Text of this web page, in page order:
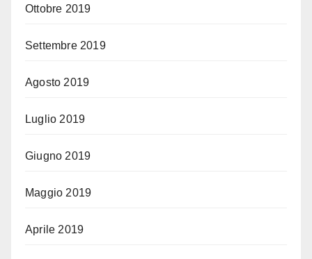
Ottobre 2019
Settembre 2019
Agosto 2019
Luglio 2019
Giugno 2019
Maggio 2019
Aprile 2019